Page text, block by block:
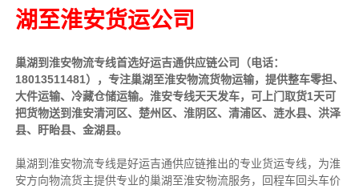
湖至淮安货运公司
巢湖到淮安物流专线首选好运吉通供应链公司（电话：
18013511481），专注巢湖至淮安物流货物运输，提供整车零担、
大件运输、冷藏仓储运输。淮安专线天天发车，可上门取货1天可
把货物送到淮安清河区、楚州区、淮阴区、清浦区、涟水县、洪泽
县、盱眙县、金湖县。
巢湖到淮安物流专线是好运吉通供应链推出的专业货运专线，为淮
安方向物流货主提供专业的巢湖至淮安物流服务，回程车回头车价